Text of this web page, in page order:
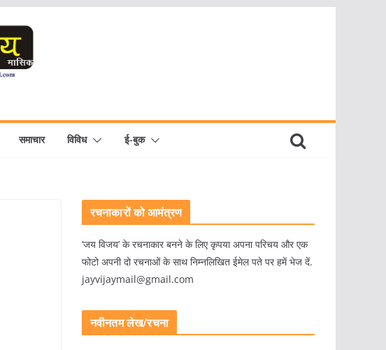
समाचार विविध ई-बुक
रचनाकारों को आमंत्रण
‘जय विजय’ के रचनाकार बनने के लिए कृपया अपना परिचय और एक
फोटो अपनी दो रचनाओं के साथ निम्नलिखित ईमेल पते पर हमें भेज दें.
jayvijaymail@gmail.com
नवीनतम लेख/रचना